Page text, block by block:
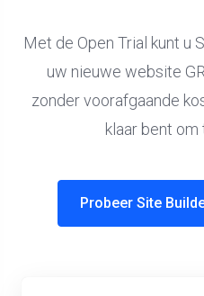
Met de Open Trial kunt u
uw nieuwe website
zonder voorafgaande
klaar bent
Probeer Site